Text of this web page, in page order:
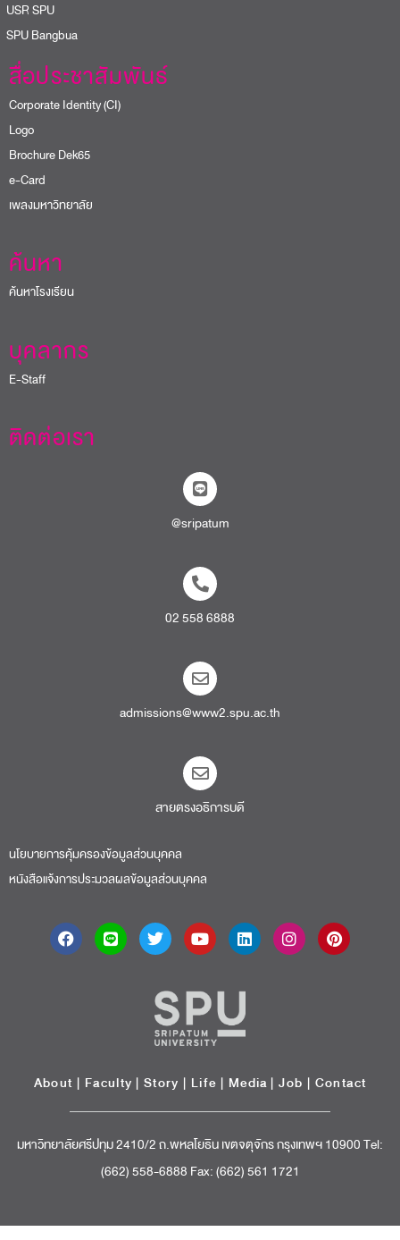
SPU
Bangbua
สื่อประชาสัมพันธ์
Corporate Identity (CI)
Logo
Brochure Dek65
e-Card
เพลงมหาวิทยาลัย
ค้นหา
ค้นหาโรงเรียน
บุคลากร
E-Staff
ติดต่อเรา
@sripatum
02 558 6888
admissions@www2.spu.ac.th
สายตรงอธิการบดี​
นโยบายการคุ้มครองข้อมูลส่วนบุคคล
หนังสือแจ้งการประมวลผลข้อมูลส่วนบุคคล
About | Faculty | Story | Life | Media |Job | Contact
มหาวิทยาลัยศรีปทุม 2410/2 ถ.พหลโยธิน เขตจตุจักร กรุงเทพฯ 10900 Tel:
(662) 558-6888 Fax: (662) 561 1721